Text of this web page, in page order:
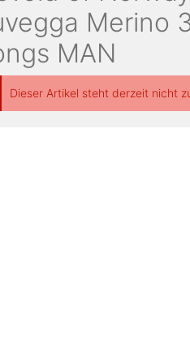
Merino
MAN
Dieser Artikel steht derzeit nicht